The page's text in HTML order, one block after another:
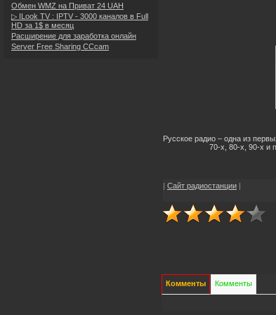
Обмен WMZ на Приват 24 UAH
▷ ILook TV : IPTV - 3000 каналов в Full
HD за 1$ в месяц
Расширение для заработка онлайн
Server Free Sharing CCcam
Русское радио – одна из
70-х, 80-х, 90-х и
| Сайт радиостанции |
Комменты Комменты